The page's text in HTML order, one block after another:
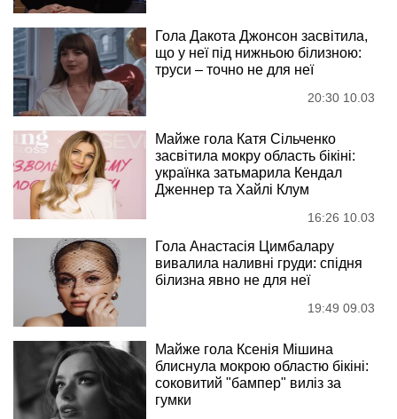
Гола Дакота Джонсон засвітила,
що у неї під нижньою білизною:
труси – точно не для неї
20:30 10.03
Майже гола Катя Сільченко
засвітила мокру область бікіні:
українка затьмарила Кендал
Дженнер та Хайлі Клум
16:26 10.03
Гола Анастасія Цимбалару
вивалила наливні груди: спідня
білизна явно не для неї
19:49 09.03
Майже гола Ксенія Мішина
блиснула мокрою областю бікіні:
соковитий "бампер" виліз за
гумки